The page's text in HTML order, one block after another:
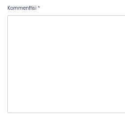
Kommenttisi*